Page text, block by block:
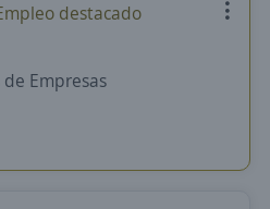
destacado
Empresas